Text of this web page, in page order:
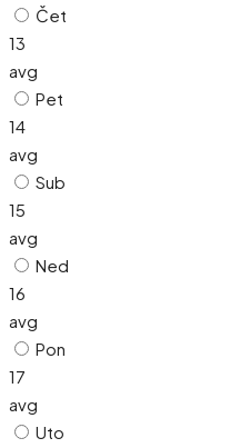
Čet
13
avg
Pet
14
avg
Sub
15
avg
Ned
16
avg
Pon
17
avg
Uto